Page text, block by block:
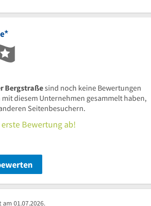
Uhr
*
Bergstraßesind noch keine Bewertungen
diesem Unternehmen gesammelt haben,
Seitenbesuchern.
Bewertung ab!
01.07.2026.